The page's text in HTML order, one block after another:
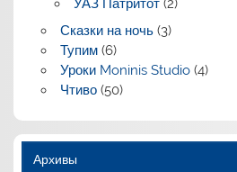
УАЗ Патритот(2)
Сказки на ночь(3)
Тупим(6)
Уроки Moninis Studio(4)
Чтиво(50)
Архивы